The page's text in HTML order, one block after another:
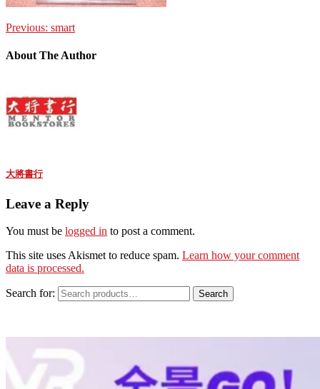
Previous: smart
About The Author
大將書行
Leave a Reply
You must be logged in to post a comment.
This site uses Akismet to reduce spam. Learn how your comment
data is processed.
Search for: Search